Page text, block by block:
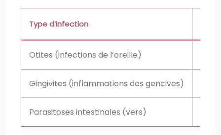
Type d’infection
Otites (infections de l’oreille)
Gingivites (inflammations des gencives)
Parasitoses intestinales (vers)